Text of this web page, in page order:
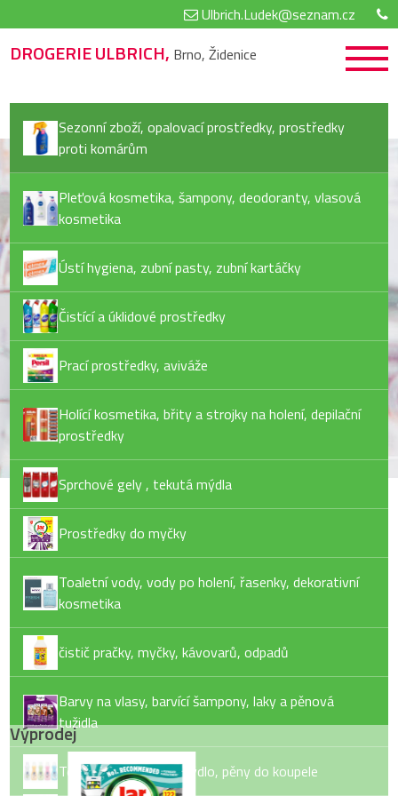
Ulbrich.Ludek@seznam.cz
DROGERIE ULBRICH, Brno, Židenice
Sezonní zboží, opalovací prostředky, prostředky
proti komárům
Pleťová kosmetika, šampony, deodoranty, vlasová
kosmetika
Ústí hygiena, zubní pasty, zubní kartáčky
Čistící a úklidové prostředky
Prací prostředky, aviváže
Holící kosmetika, břity a strojky na holení, depilační
prostředky
Sprchové gely , tekutá mýdla
Prostředky do myčky
Toaletní vody, vody po holení, řasenky, dekorativní
kosmetika
čistič pračky, myčky, kávovarů, odpadů
Barvy na vlasy, barvící šampony, laky a pěnová
tužidla
Tekuté mýdlo, tuhé mýdlo, pěny do koupele
Výprodej